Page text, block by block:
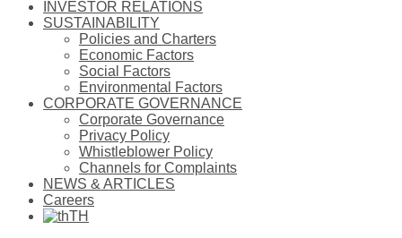
INVESTOR RELATIONS
SUSTAINABILITY
Policies and Charters
Economic Factors
Social Factors
Environmental Factors
CORPORATE GOVERNANCE
Corporate Governance
Privacy Policy
Whistleblower Policy
Channels for Complaints
NEWS & ARTICLES
Careers
TH